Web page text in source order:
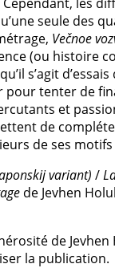
seule des
Večnoe
(ou histoire
s’agit
pour tenter de
et
de
de ses
variant) /
de Jevhen
de
la publication.